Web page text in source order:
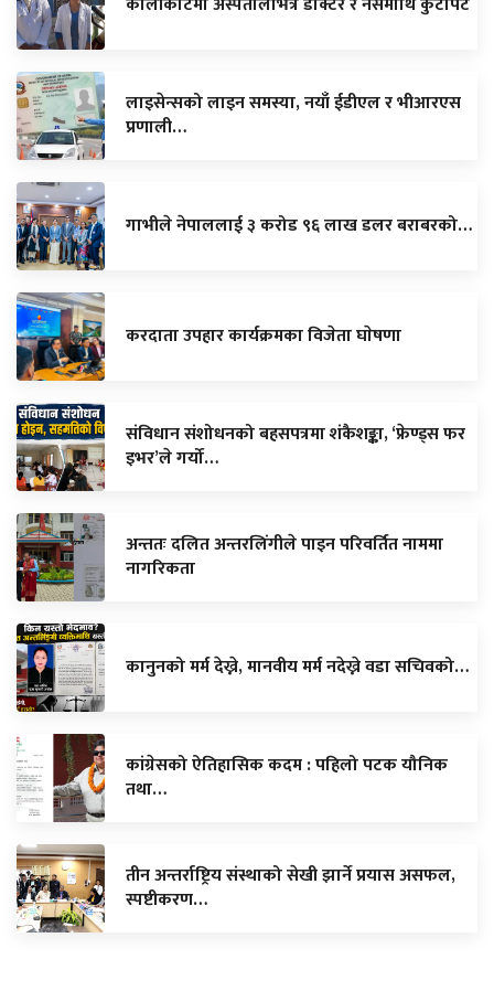
लाइसेन्सको लाइन समस्या, नयाँ ईडीएल र भीआरएस
प्रणाली…
गाभीले नेपाललाई ३ करोड ९६ लाख डलर बराबरको…
करदाता उपहार कार्यक्रमका विजेता घाेषणा
संविधान संशोधनको बहसपत्रमा शंकैशङ्का, ‘फ्रेण्ड्स फर
इभर’ले गर्यो…
अन्ततः दलित अन्तरलिंगीले पाइन परिवर्तित नाममा
नागरिकता
कानुनको मर्म देख्ने, मानवीय मर्म नदेख्ने वडा सचिवको…
कांग्रेसको ऐतिहासिक कदम : पहिलो पटक यौनिक
तथा…
तीन अन्तर्राष्ट्रिय संस्थाको सेखी झार्ने प्रयास असफल,
स्पष्टीकरण…